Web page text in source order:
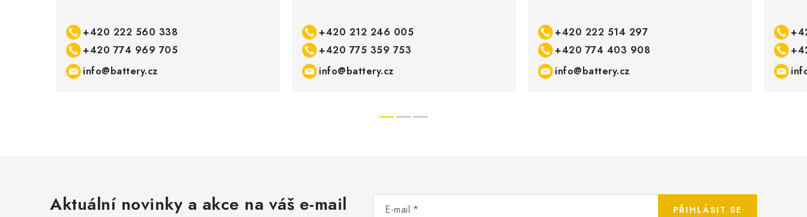
+420 222 560 338
+420 774 969 705
info@battery.cz
+420 212 246 005
+420 775 359 753
info@battery.cz
+420 222 514 297
+420 774 403 908
info@battery.cz
Aktuální novinky a akce na váš e-mail E-mail PŘIHLÁSIT SE